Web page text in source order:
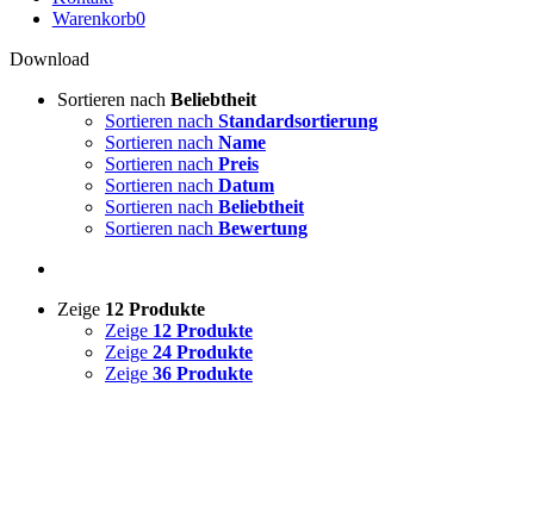
Warenkorb0
Download
Sortieren nach Beliebtheit
Sortieren nach Standardsortierung
Sortieren nach Name
Sortieren nach Preis
Sortieren nach Datum
Sortieren nach Beliebtheit
Sortieren nach Bewertung
Zeige 12 Produkte
Zeige 12 Produkte
Zeige 24 Produkte
Zeige 36 Produkte